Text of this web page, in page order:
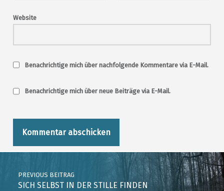
Website
Benachrichtige mich über nachfolgende Kommentare via E-Mail.
Benachrichtige mich über neue Beiträge via E-Mail.
Post navigation
PREVIOUS BEITRAG
SICH SELBST IN DER STILLE FINDEN